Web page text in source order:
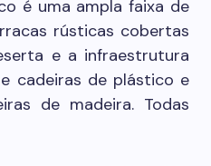
é uma ampla faixa de
rústicas cobertas
e a infraestrutura
cadeiras de plástico e
de madeira. Todas